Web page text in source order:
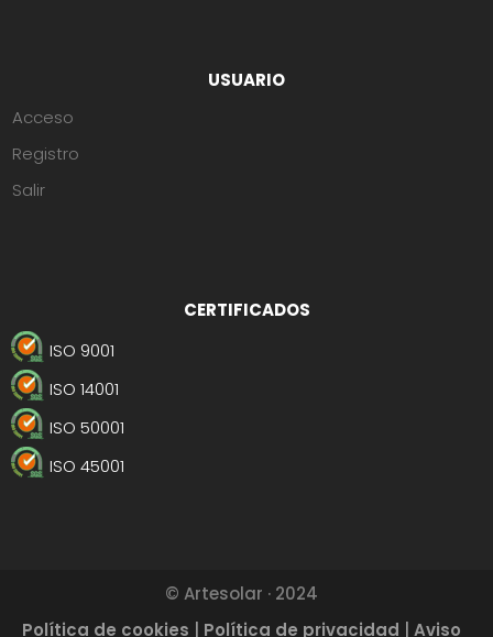
USUARIO
Acceso
Registro
Salir
CERTIFICADOS
ISO 9001
ISO 14001
ISO 50001
ISO 45001
© Artesolar · 2024
Política de cookies
Política de privacidad Aviso